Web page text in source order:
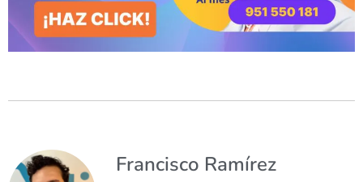
Francisco Ramírez